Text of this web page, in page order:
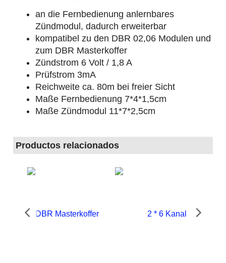
an die Fernbedienung anlernbares
Zündmodul, dadurch erweiterbar
kompatibel zu den DBR 02,06 Modulen und
zum DBR Masterkoffer
Zündstrom 6 Volt / 1,8 A
Prüfstrom 3mA
Reichweite ca. 80m bei freier Sicht
Maße Fernbedienung 7*4*1,5cm
Maße Zündmodul 11*7*2,5cm
Productos relacionados